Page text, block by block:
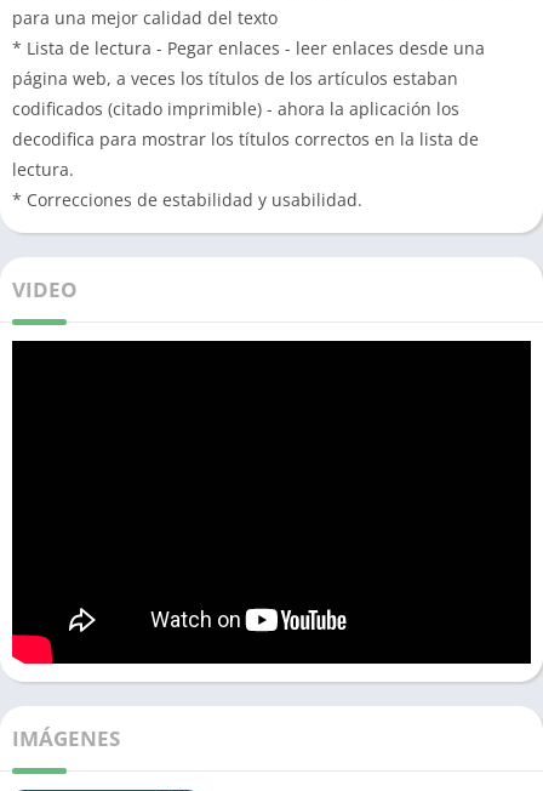
para una mejor calidad del texto
* Lista de lectura - Pegar enlaces - leer enlaces desde una
página web, a veces los títulos de los artículos estaban
codificados (citado imprimible) - ahora la aplicación los
decodifica para mostrar los títulos correctos en la lista de
lectura.
* Correcciones de estabilidad y usabilidad.
VIDEO
IMÁGENES